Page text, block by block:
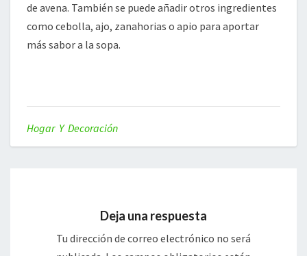
de avena. También se puede añadir otros ingredientes
como cebolla, ajo, zanahorias o apio para aportar
más sabor a la sopa.
Hogar Y Decoración
Deja una respuesta
Tu dirección de correo electrónico no será